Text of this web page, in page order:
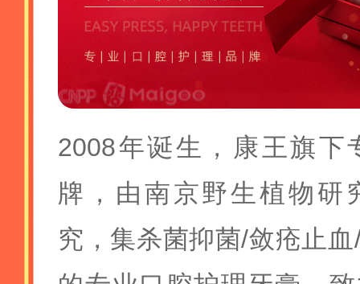
2008年诞生，康王旗下
牌，由南京野生植物研
究，集杀菌抑菌/敛疮止